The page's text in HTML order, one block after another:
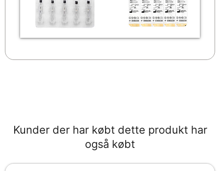
Kunder der har købt dette produkt har
også købt